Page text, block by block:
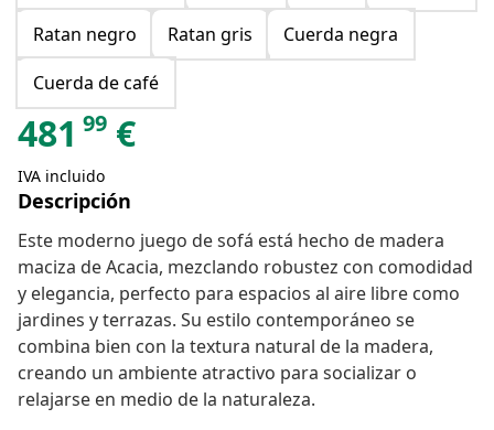
Ratan negro
Ratan gris
Cuerda negra
Cuerda de café
481 99 €
IVA incluido
Descripción
Este moderno juego de sofá está hecho de madera
maciza de Acacia, mezclando robustez con comodidad
y elegancia, perfecto para espacios al aire libre como
jardines y terrazas. Su estilo contemporáneo se
combina bien con la textura natural de la madera,
creando un ambiente atractivo para socializar o
relajarse en medio de la naturaleza.